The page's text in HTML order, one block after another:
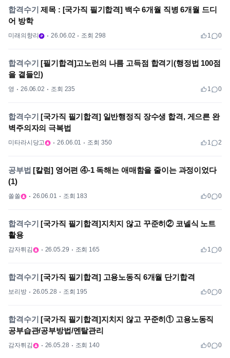
합격수기 제목 : [국가직 필기합격] 백수 6개월 직병 6개월 드디
어 방학
미래의향리 26.06.02 조회 298 1 0
합격수기 [필기합격]고노런의 나름 고득점 합격기(행정법 100점
을 곁들인)
영 26.06.02 조회 235 1 0
합격수기 [국가직 필기합격] 일반행정직 장수생 합격, 게으른 완
벽주의자의 극복법
미타라시당고 26.06.01 조회 350 1 2
공부법 [칼럼] 영어편 ④-1 독해는 애매함을 줄이는 과정이었다
(1)
쏠쏠 26.06.01 조회 183 0 0
합격수기 [국가직 필기합격]지치지 않고 꾸준히② 코넬식 노트
활용
감자튀김 26.05.29 조회 165 1 0
합격수기 [국가직 필기합격] 고용노동직 6개월 단기합격
보리방 26.05.28 조회 195 0 0
합격수기 [국가직 필기합격]지치지 않고 꾸준히① 고용노동직
공부습관/공부방법/멘탈관리
감자튀김 26.05.28 조회 140 0 0